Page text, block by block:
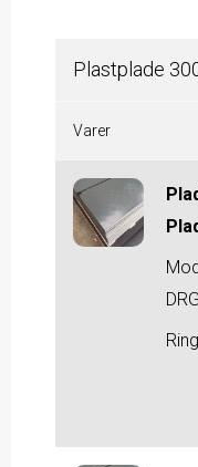
Plastplade
Varer